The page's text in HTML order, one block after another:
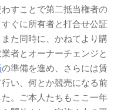
すことで第二抵当権者の
ぐに所有者と打合せ公証
た同時に、かねてより購
者とオーナーチェンジと
の準備を進め、さらには賃
い、何とか競売になる前
。ご本人たちもここ一年